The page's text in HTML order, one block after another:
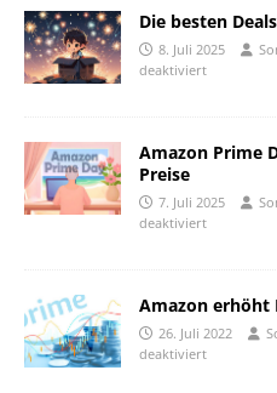
Die besten
8. Juli 2025
deaktiviert
Amazon Prime
Preise
7. Juli 2025
deaktiviert
Amazon erhöht
26. Juli 2022
deaktiviert